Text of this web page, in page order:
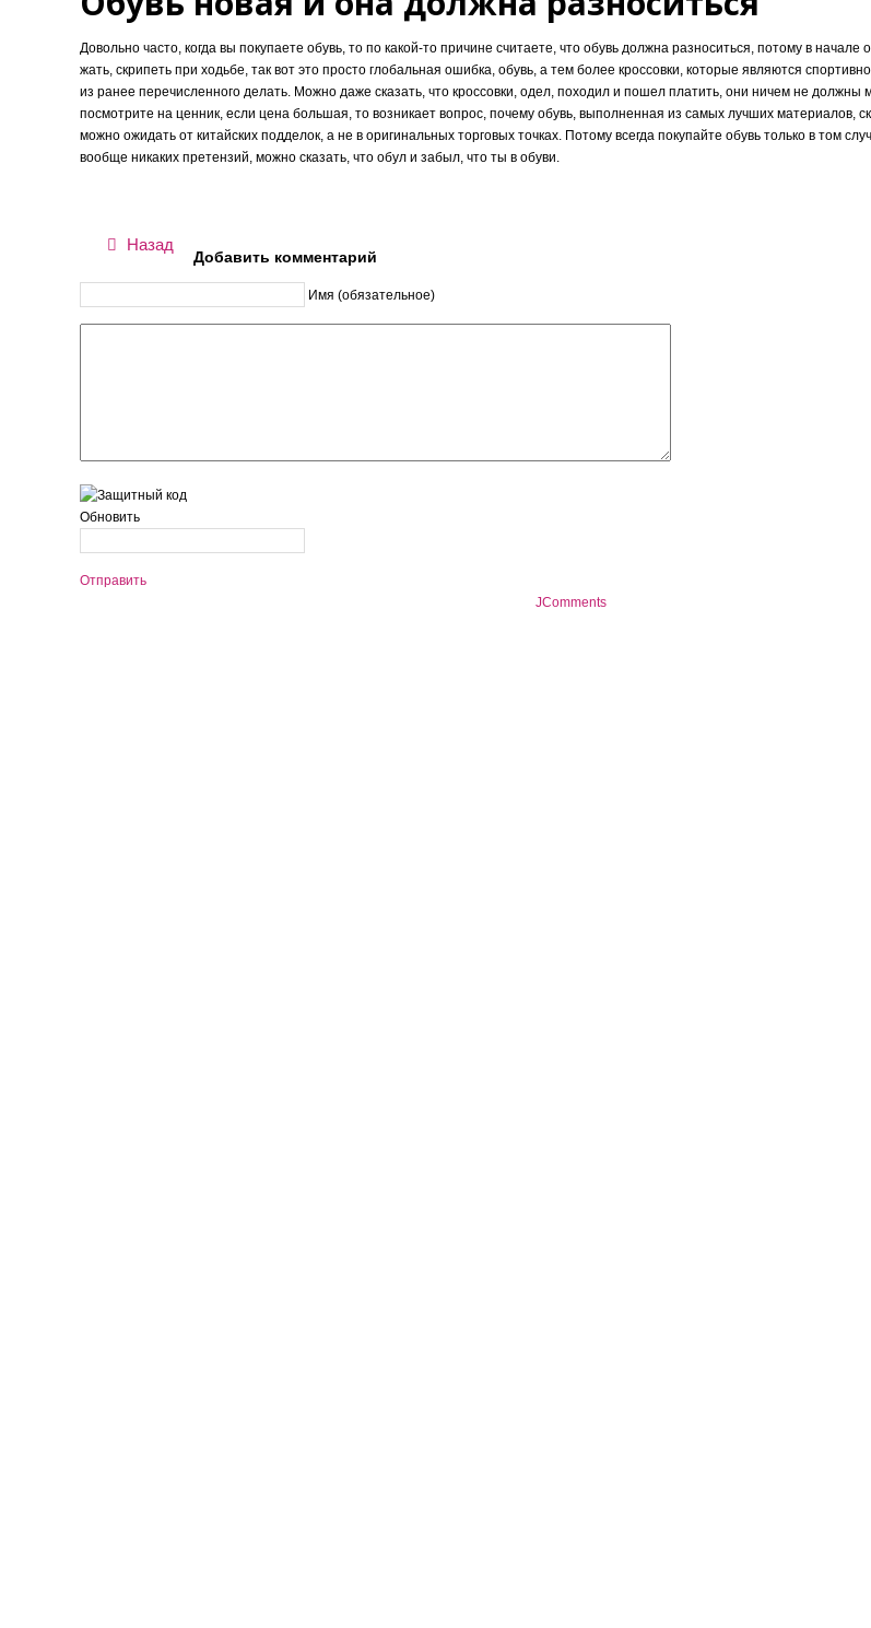
Довольно часто, когда вы покупаете обувь, то по какой-то причине считаете, что обувь должна разноситься, потому в начале
жать, скрипеть при ходьбе, так вот это просто глобальная ошибка, обувь, а тем более кроссовки, которые являются
из ранее перечисленного делать. Можно даже сказать, что кроссовки, одел, походил и пошел платить, они ничем не
посмотрите на ценник, если цена большая, то возникает вопрос, почему обувь, выполненная из самых лучших материалов,
можно ожидать от китайских подделок, а не в оригинальных торговых точках. Потому всегда покупайте обувь только в том
вообще никаких претензий, можно сказать, что обул и забыл, что ты в обуви.
Назад
Добавить комментарий
Имя (обязательное)
Обновить
Отправить
JComments